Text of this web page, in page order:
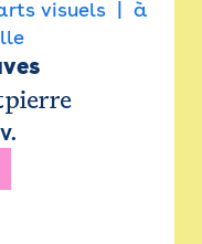
visuels
à